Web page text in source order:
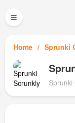
≡
Home Sprunki
Sprunki